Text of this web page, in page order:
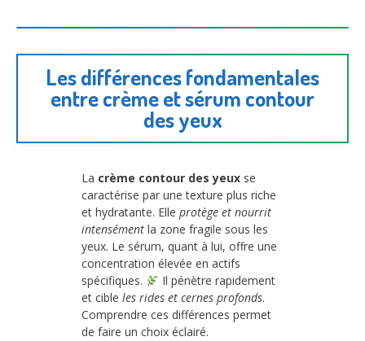
Les différences fondamentales
entre crème et sérum contour
des yeux
La crème contour des yeux se
caractérise par une texture plus riche
et hydratante. Elle protège et nourrit
intensément la zone fragile sous les
yeux. Le sérum, quant à lui, offre une
concentration élevée en actifs
spécifiques.
Il pénètre rapidement
et cible les rides et cernes profonds.
Comprendre ces différences permet
de faire un choix éclairé.